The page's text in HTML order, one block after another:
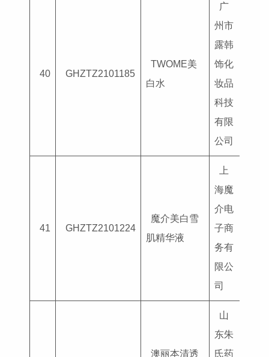
40 GHZTZ2101185
TWOME美
白水
广
州市
露韩
饰化
妆品
科技
有限
公司
41 GHZTZ2101224
魔介美白雪
肌精华液
上
海魔
介电
子商
务有
限公
司
澳丽本清透
山
东朱
氏药